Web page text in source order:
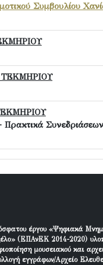
Συμβουλίου
έργου «Ψηφιακά
(ΕΠΑνΕΚ 2014-2020)
μουσειακού και
εγγράφων/Αρχείο